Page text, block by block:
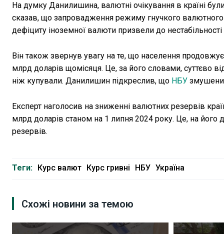
На думку Данилишина, валютні очікування в країні
сказав, що запровадження режиму гнучкого
дефіциту іноземної валюти призвели до нестабільності
Він також звернув увагу на те, що населення
млрд доларів щомісяця. Це, за його словами, суттєво
ніж купували. Данилишин підкреслив, що НБУ
Експерт наголосив на зниженні валютних резервів
млрд доларів станом на 1 липня 2024 року. Це, на його
резервів.
Теги: Курс валют Курс гривні НБУ Україна
Схожі новини за темою